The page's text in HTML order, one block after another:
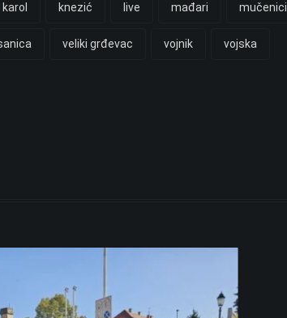
karol knezić live mađari mučenici
veliki grđevac vojnik vojska